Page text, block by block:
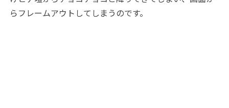
らフレームアウトしてしまうのです。